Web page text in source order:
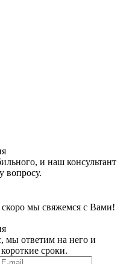
и наш консультант
вопросу.
мы свяжемся с Вами!
мы ответим на него и
сроки.